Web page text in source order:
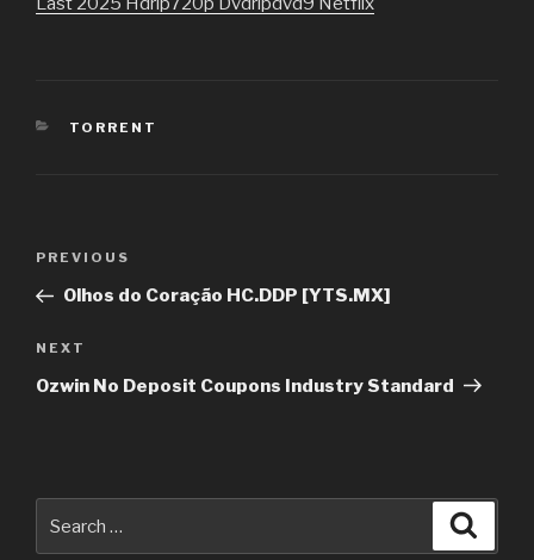
CATEGORIES
TORRENT
Post
Previous
Post
PREVIOUS
Olhos do Coração HC.DDP [YTS.MX]
Next
Post
NEXT
Ozwin No Deposit Coupons Industry Standard